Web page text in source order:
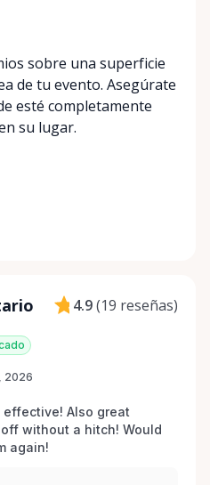
sobre una superficie
de tu evento. Asegúrate
esté completamente
su lugar.
4.9(19 reseñas)
2026
Also great
without a hitch! Would
again!